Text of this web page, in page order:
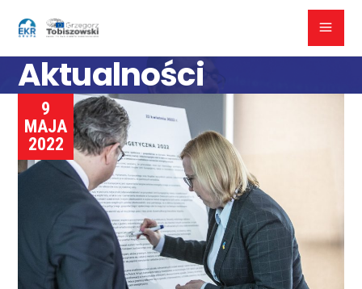
Aktualności
9
MAJA
2022